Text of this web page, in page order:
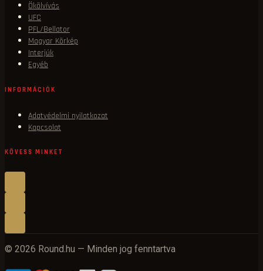
Ökölvívás
UFC
PFL/Bellator
Magyar Körkép
Interjúk
Egyéb
INFORMÁCIÓK
Adatvédelmi nyilatkozat
Kapcsolat
KÖVESS MINKET
© 2026 Round.hu — Minden jog fenntartva